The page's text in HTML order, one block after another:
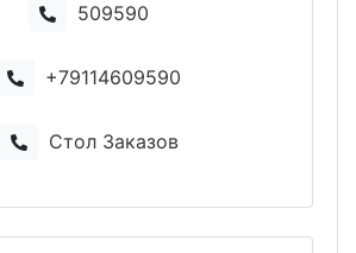
509590
+79114609590
Стол Заказов